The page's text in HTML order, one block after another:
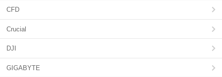
CFD
Crucial
DJI
GIGABYTE